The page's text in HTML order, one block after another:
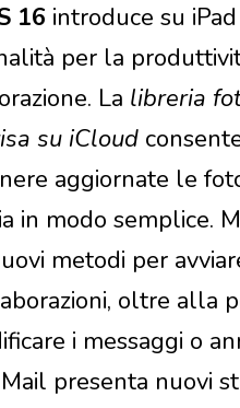
16 introduce su
per la
La libreria
su iCloud
aggiornate le
in modo semplice.
metodi per
oltre alla
i messaggi o
Mail presenta nuovi